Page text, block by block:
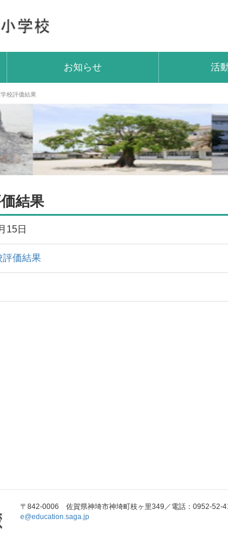
お知らせ 活
校評価結果
結果
15日
評価結果
〒842-0006 佐賀県神埼市神埼町枝ヶ里349／電話：0952-52-
e@education.saga.jp